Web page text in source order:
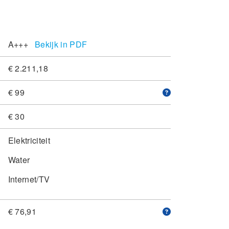
A+++ Bekijk in PDF
€ 2.211,18
€ 99
€ 30
Elektriciteit
Water
Internet/TV
€ 76,91